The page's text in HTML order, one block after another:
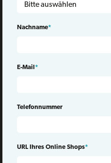
Nachname*
E-Mail *
Telefonnummer
URL Ihres Online Shops*